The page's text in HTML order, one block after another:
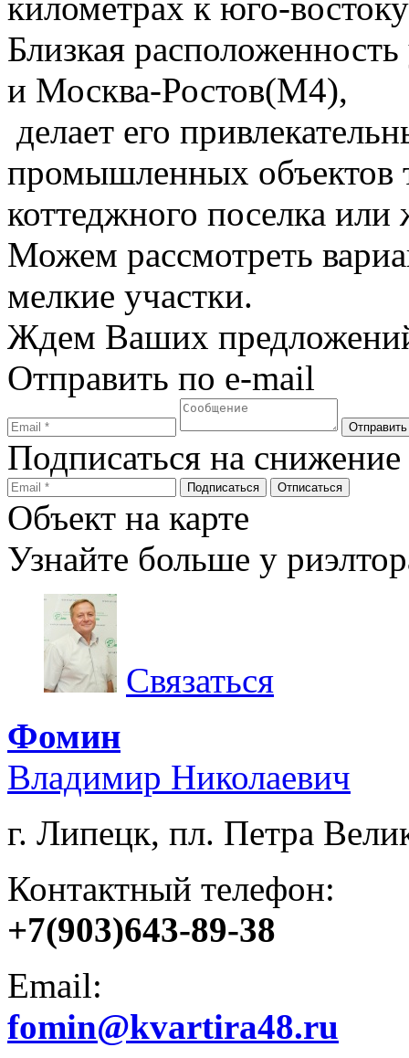
Близкая
и Москва-Ростов(М4),
делает его
промышленных объектов
коттеджного поселка
Можем рассмотреть
мелкие участки.
Ждем Ваших
Отправить по e-mail
Подписаться на
Объект на карте
Узнайте больше у
Связаться
Фомин
Владимир Николаевич
г. Липецк, пл. Петра
Контактный телефон:
+7(903)643-89-38
Email:
fomin@kvartira48.ru